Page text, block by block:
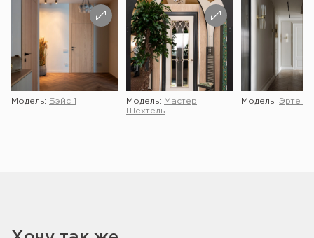
Модель: Бэйс 1 Модель:
Мастер
Шехтель
Модель: Эрте 2